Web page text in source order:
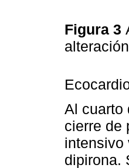
Figura 3
Al cuarto
cierre de
intensivo
dipirona.